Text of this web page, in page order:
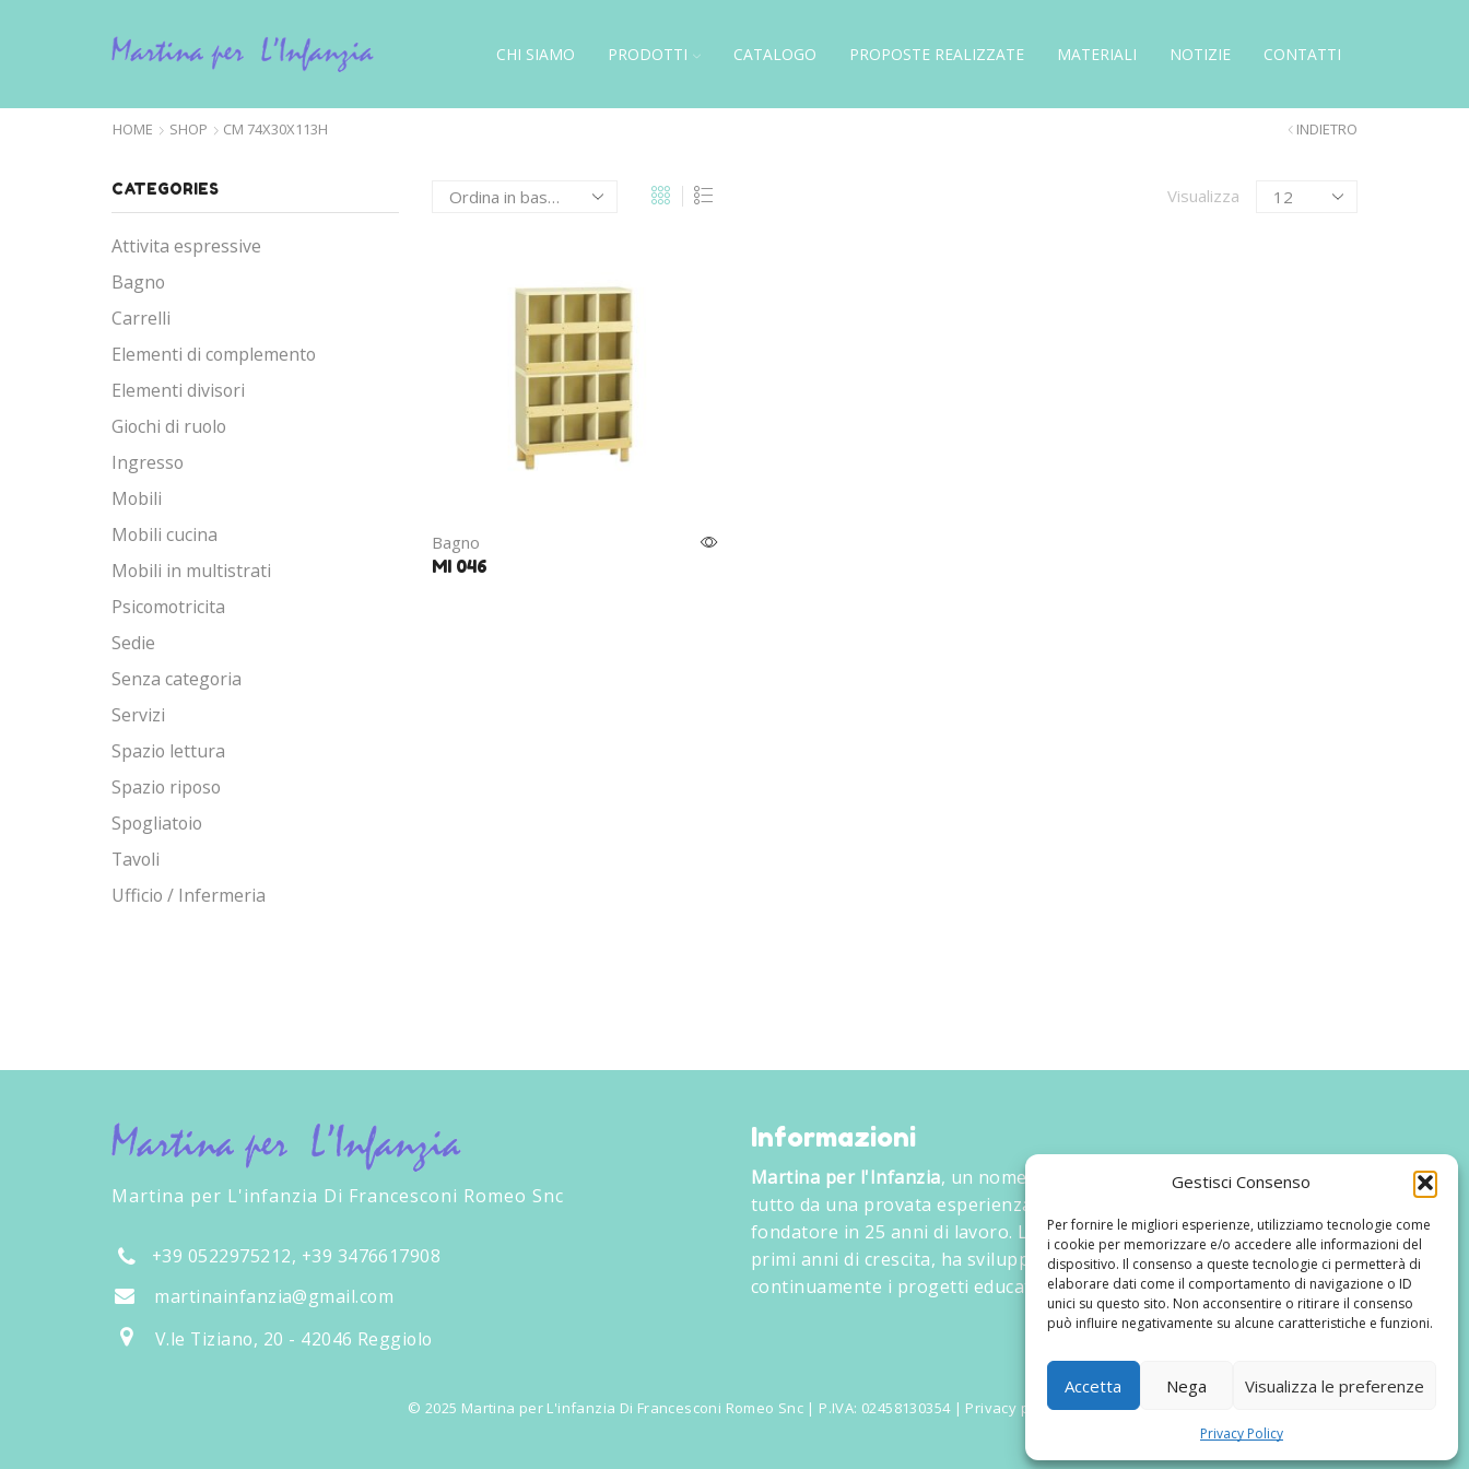
Gestisci Consenso
Per fornire le migliori esperienze, utilizziamo tecnologie come
i cookie per memorizzare e/o accedere alle informazioni del
dispositivo. Il consenso a queste tecnologie ci permetterà di
elaborare dati come il comportamento di navigazione o ID
unici su questo sito. Non acconsentire o ritirare il consenso
può influire negativamente su alcune caratteristiche e funzioni.
Accetta Nega Visualizza le preferenze
Privacy Policy
CHI SIAMO PRODOTTI CATALOGO PROPOSTE REALIZZATE MATERIALI NOTIZIE CONTATTI
HOME SHOP CM 74X30X113H INDIETRO
Visualizza
Products
Bagno
MI 046
CATEGORIES
Attivita espressive
Bagno
Carrelli
Elementi di complemento
Elementi divisori
Giochi di ruolo
Ingresso
Mobili
Mobili cucina
Mobili in multistrati
Psicomotricita
Sedie
Senza categoria
Servizi
Spazio lettura
Spazio riposo
Spogliatoio
Tavoli
Ufficio / Infermeria
Martina per L'infanzia Di Francesconi Romeo Snc
+39 0522975212, +39 3476617908
martinainfanzia@gmail.com
V.le Tiziano, 20 - 42046 Reggiolo
Informazioni
Martina per l'Infanzia, un nome ed un progetto che nasce prima di
tutto da una provata esperienza maturata sul campo dal suo
fondatore in 25 anni di lavoro. La didattica rivolta al bambino nei suoi
primi anni di crescita, ha sviluppato tematiche mirate, aggiornandone
continuamente i progetti educativi.
© 2025 Martina per L'infanzia Di Francesconi Romeo Snc | P.IVA: 02458130354 | Privacy policy